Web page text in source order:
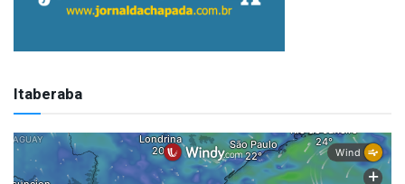
Itaberaba